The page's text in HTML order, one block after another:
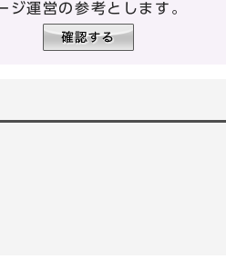
運営の参考とします。